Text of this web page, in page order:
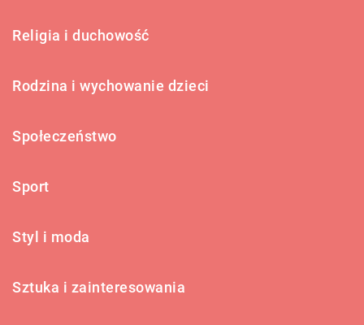
Religia i duchowość
Rodzina i wychowanie dzieci
Społeczeństwo
Sport
Styl i moda
Sztuka i zainteresowania